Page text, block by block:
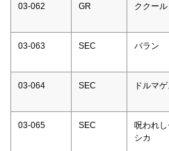
03-062 GR ククール
03-063 SEC バラン
03-064 SEC ドルマゲ
03-065 SEC
呪われ
シカ